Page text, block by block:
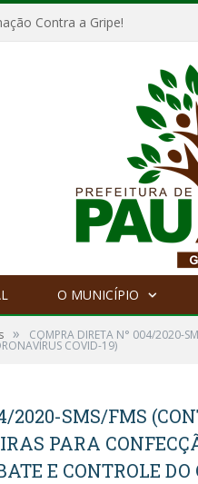
Contra a Gripe!
O MUNICÍPIO
» COMPRA DIRETA N° 004/2020-
COVID-19)
2020-SMS/FMS
PARA
E CONTROLE